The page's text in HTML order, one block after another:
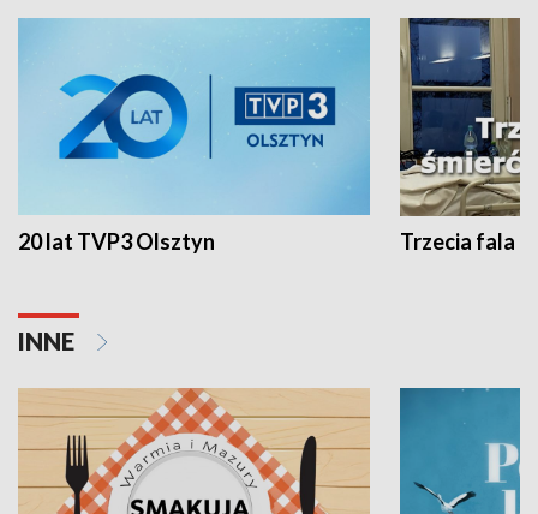
20 lat TVP3 Olsztyn Trzecia fala -
INNE